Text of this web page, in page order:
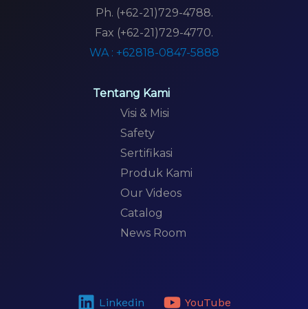
Ph. (+62-21)729-4788.
Fax (+62-21)729-4770.
WA : +62818-0847-5888
Tentang Kami
Visi & Misi
Safety
Sertifikasi
Produk Kami
Our Videos
Catalog
News Room
Linkedin YouTube